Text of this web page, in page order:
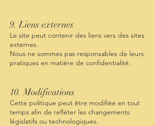
9. Liens externes
Le site peut contenir des liens vers des sites
externes.
Nous ne sommes pas responsables de leurs
pratiques en matière de confidentialité.
10. Modifications
Cette politique peut être modifiée en tout
temps afin de refléter les changements
législatifs ou technologiques.